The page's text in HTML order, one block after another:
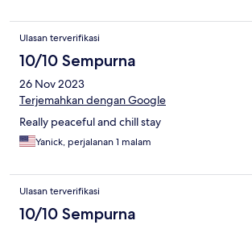
Ulasan terverifikasi
10/10 Sempurna
26 Nov 2023
Terjemahkan dengan Google
Really peaceful and chill stay
Yanick, perjalanan 1 malam
Ulasan terverifikasi
10/10 Sempurna